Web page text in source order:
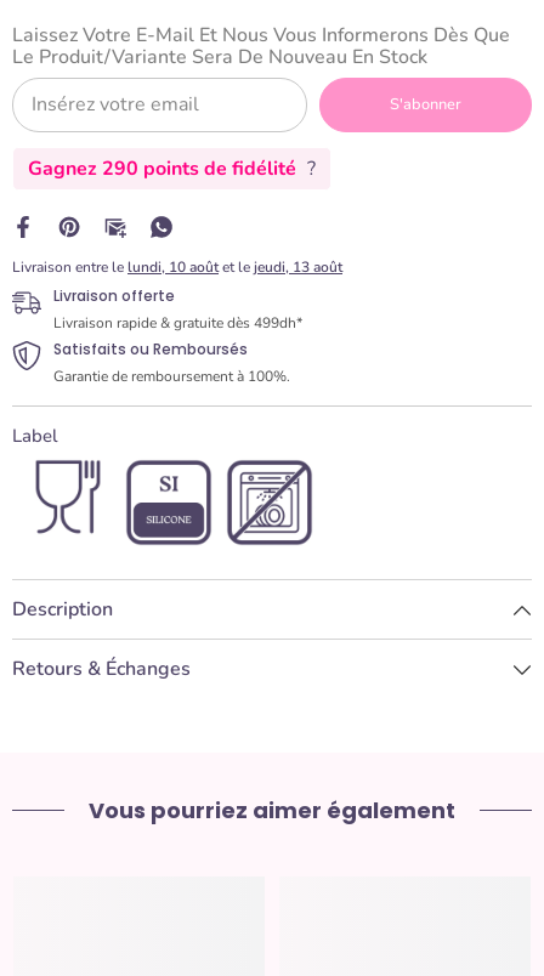
9
Mini
Roses
Mini
Roses
Laissez Votre E-Mail Et Nous Vous Informerons Dès Que
Le Produit/variante Sera De Nouveau En Stock
S'abonner
Gagnez 290 points de fidélité ?
Livraison entre lelundi, 10 aoûtet le jeudi, 13 août
Livraison offerte
Livraison rapide & gratuite dès 499dh*
Satisfaits ou Remboursés
Garantie de remboursement à 100%.
Label
Description
Retours & Échanges
Vous pourriez aimer également